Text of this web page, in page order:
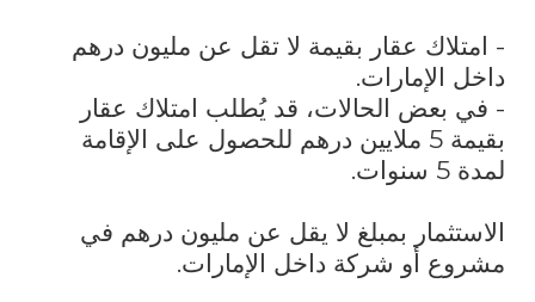
- امتلاك عقار بقيمة لا تقل عن مليون درهم
داخل الإمارات.
- في بعض الحالات، قد يُطلب امتلاك عقار
بقيمة 5 ملايين درهم للحصول على الإقامة
لمدة 5 سنوات.
الاستثمار بمبلغ لا يقل عن مليون درهم في
مشروع أو شركة داخل الإمارات.